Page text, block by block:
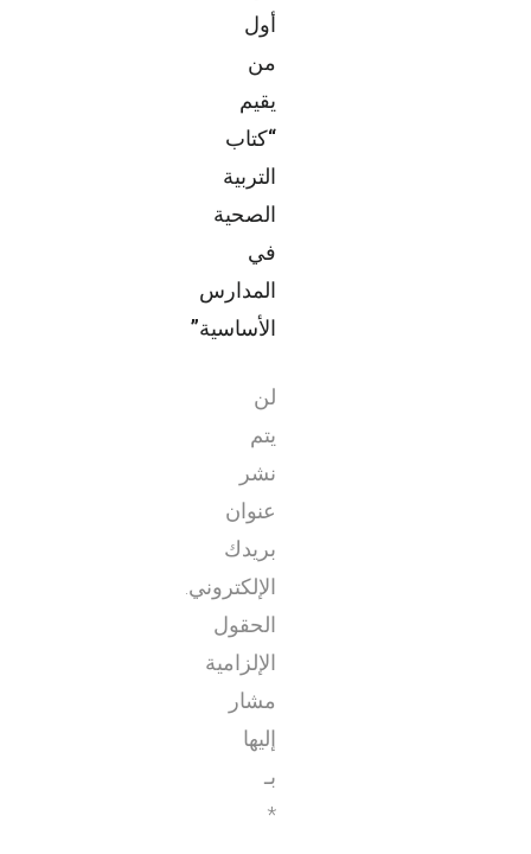
أول
من
يقيم
“كتاب
التربية
الصحية
في
المدارس
الأساسية”
لن
يتم
نشر
عنوان
بريدك
الإلكتروني.
الحقول
الإلزامية
مشار
إليها
بـ
*